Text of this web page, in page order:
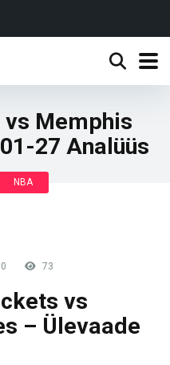
vs Memphis
27 Analüüs
NBA
0 73
vs
– Ülevaade